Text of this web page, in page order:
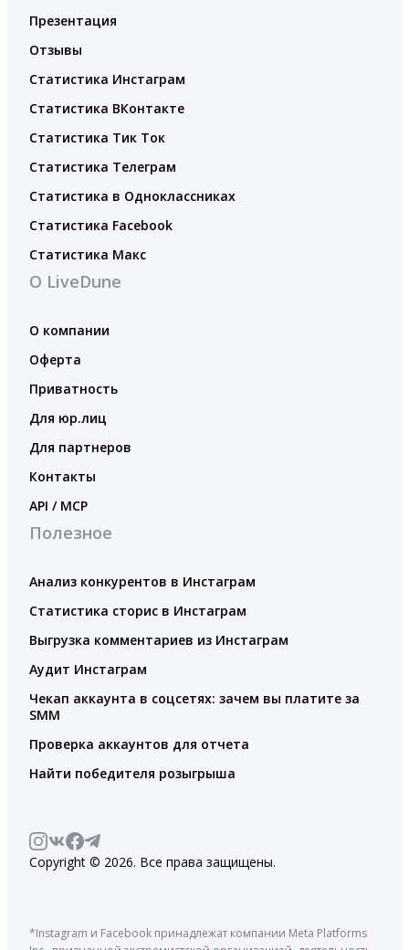
Презентация
Отзывы
Статистика Инстаграм
Статистика ВКонтакте
Статистика Тик Ток
Статистика Телеграм
Статистика в Одноклассниках
Статистика Facebook
Статистика Макс
О LiveDune
О компании
Оферта
Приватность
Для юр.лиц
Для партнеров
Контакты
API / MCP
Полезное
Анализ конкурентов в Инстаграм
Статистика сторис в Инстаграм
Выгрузка комментариев из Инстаграм
Аудит Инстаграм
Чекап аккаунта в соцсетях: зачем вы платите за
SMM
Проверка аккаунтов для отчета
Найти победителя розыгрыша
Copyright © 2026. Все права защищены.
*Instagram и Facebook принадлежат компании Meta Platforms